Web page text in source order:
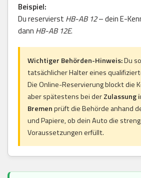
Beispiel:
Du reservierst HB-AB 12– dein E-
dann HB-AB 12E.
Wichtiger Behörden-Hinweis:Du
tatsächlicher Halter eines
Die Online-Reservierung blockt die
aber spätestens bei derZulassung
Bremenprüft die Behörde anhand
und Papiere, ob dein Auto die
Voraussetzungen erfüllt.